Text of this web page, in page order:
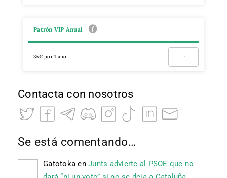
Patrón VIP Anual
35€ por 1 año Ir
Contacta con nosotros
Se está comentando…
Gatotoka en Junts advierte al PSOE que no